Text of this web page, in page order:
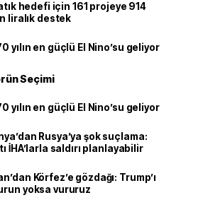
atık hedefi için 161 projeye 914
liralık destek
yılın en güçlü El Nino’su geliyor
Seçimi
yılın en güçlü El Nino’su geliyor
Rusya’ya şok suçlama:
İHA’larla saldırı planlayabilir
Körfez’e gözdağı: Trump’ı
yoksa vururuz